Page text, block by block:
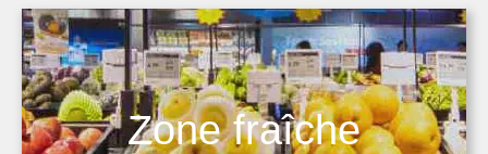
Zone fraîche